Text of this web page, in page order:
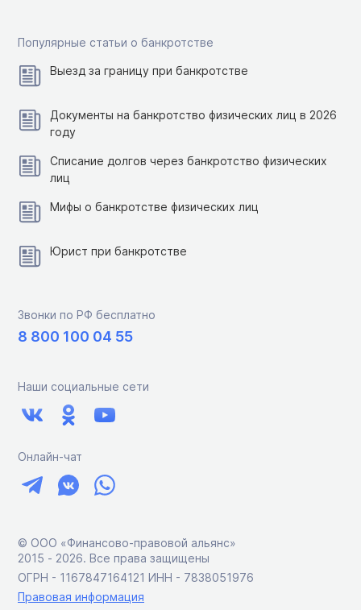
Популярные статьи о банкротстве
Выезд за границу при банкротстве
Документы на банкротство физических лиц в 2026
году
Списание долгов через банкротство физических
лиц
Мифы о банкротстве физических лиц
Юрист при банкротстве
Звонки по РФ бесплатно
8 800 100 04 55
Наши социальные сети
Онлайн-чат
© ООО «Финансово-правовой альянс»
2015 ‑ 2026. Все права защищены
ОГРН - 1167847164121 ИНН - 7838051976
Правовая информация